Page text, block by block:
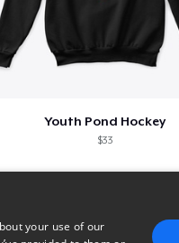
Youth Pond Hockey
$33
your use of our